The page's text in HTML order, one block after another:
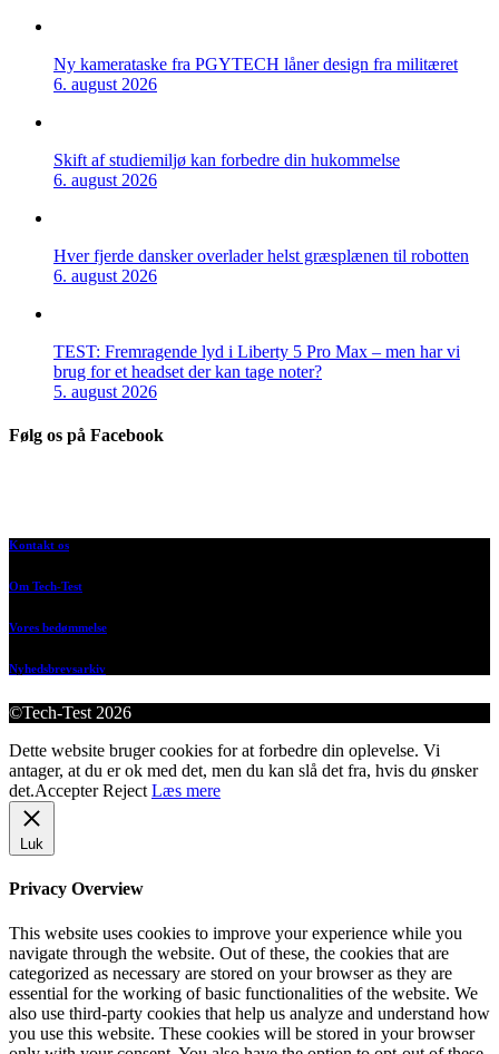
Ny kamerataske fra PGYTECH låner design fra militæret
6. august 2026
Skift af studiemiljø kan forbedre din hukommelse
6. august 2026
Hver fjerde dansker overlader helst græsplænen til robotten
6. august 2026
TEST: Fremragende lyd i Liberty 5 Pro Max – men har vi
brug for et headset der kan tage noter?
5. august 2026
Følg os på Facebook
Kontakt os
Om Tech-Test
Vores bedømmelse
Nyhedsbrevsarkiv
©Tech-Test 2026
Dette website bruger cookies for at forbedre din oplevelse. Vi
antager, at du er ok med det, men du kan slå det fra, hvis du ønsker
det.Accepter Reject Læs mere
Luk
Privacy Overview
This website uses cookies to improve your experience while you
navigate through the website. Out of these, the cookies that are
categorized as necessary are stored on your browser as they are
essential for the working of basic functionalities of the website. We
also use third-party cookies that help us analyze and understand how
you use this website. These cookies will be stored in your browser